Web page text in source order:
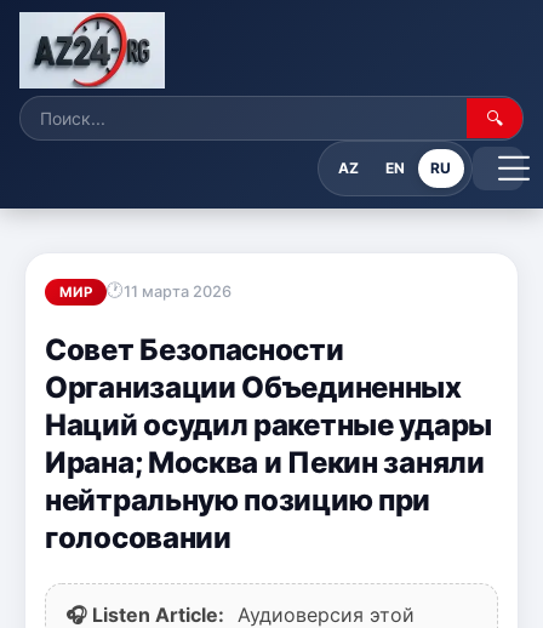
🔍
AZ EN RU
МИР 11 марта 2026
Совет Безопасности
Организации Объединенных
Наций осудил ракетные удары
Ирана; Москва и Пекин заняли
нейтральную позицию при
голосовании
🎧 Listen Article:
Аудиоверсия этой